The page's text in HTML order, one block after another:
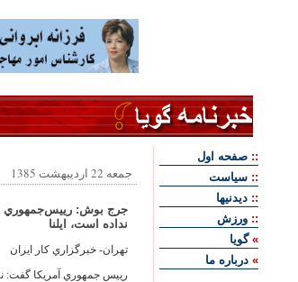
جمعه 22 اردیبهشت 1385
جرج بوش: رييس‌‏جمهوري
نداده است، ايلنا
تهران- خبرگزاري كار ايران
رييس جمهوري آمريكا گفت:
:: صفحه اول
:: سياست
:: ديدنيها
:: ورزش
»گويا
» درباره ما